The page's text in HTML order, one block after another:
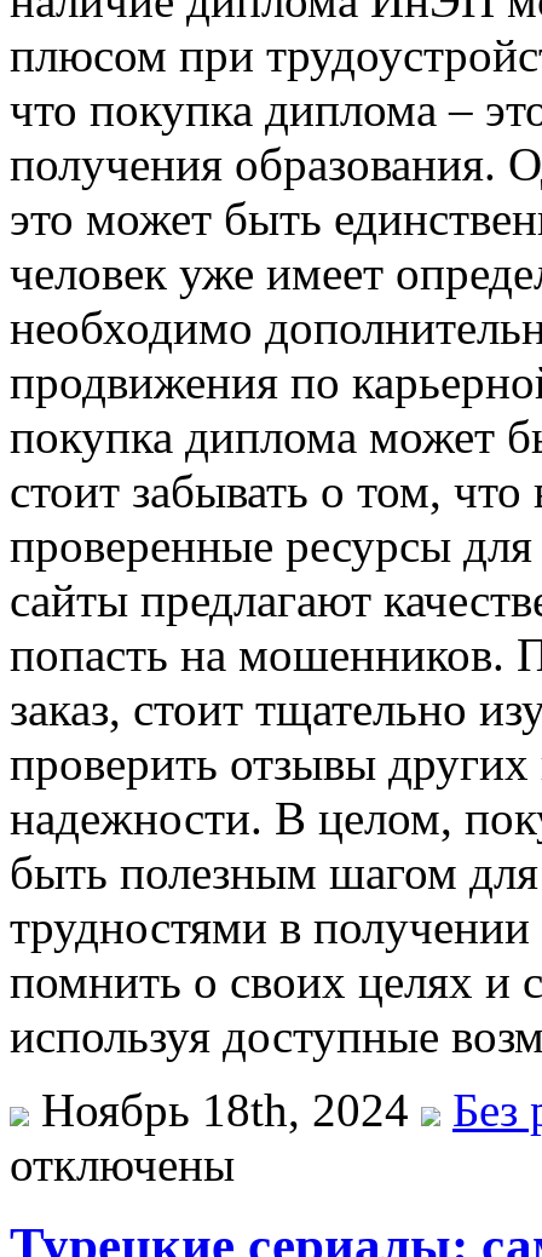
плюсом при
что покупка диплома –
получения образования.
это может быть
человек уже имеет
необходимо
продвижения по
покупка диплома может
стоит забывать о том,
проверенные ресурсы
сайты предлагают
попасть на мошенников.
заказ, стоит тщательно
проверить отзывы других
надежности. В целом,
быть полезным шагом для
трудностями в
помнить о своих целях и
используя доступные
Ноябрь 18th, 2024
Без
отключены
Турецкие сериалы: